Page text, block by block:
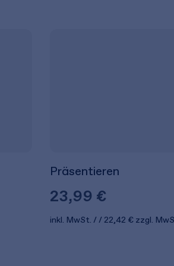
Präsentieren
23,99 €
inkl. MwSt. 22,42 € zzgl.